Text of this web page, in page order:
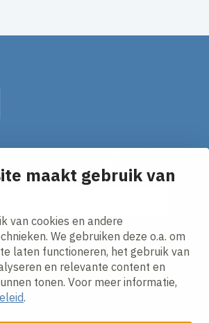
maakt gebruik van
van cookies en andere
We gebruiken deze o.a. om
laten functioneren, het gebruik van
en relevante content en
tonen. Voor meer informatie,
.
alerts in je mailbox!
hetprivacy statement.